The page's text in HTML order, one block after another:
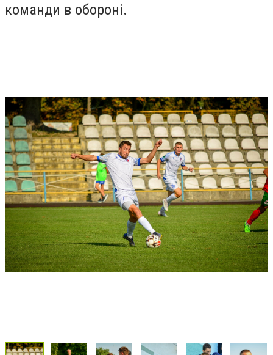
команди в обороні.